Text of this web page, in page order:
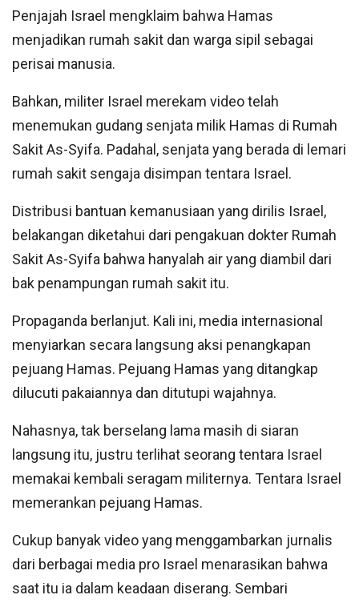
Penjajah Israel mengklaim bahwa Hamas
menjadikan rumah sakit dan warga sipil sebagai
perisai manusia.
Bahkan, militer Israel merekam video telah
menemukan gudang senjata milik Hamas di Rumah
Sakit As-Syifa. Padahal, senjata yang berada di lemari
rumah sakit sengaja disimpan tentara Israel.
Distribusi bantuan kemanusiaan yang dirilis Israel,
belakangan diketahui dari pengakuan dokter Rumah
Sakit As-Syifa bahwa hanyalah air yang diambil dari
bak penampungan rumah sakit itu.
Propaganda berlanjut. Kali ini, media internasional
menyiarkan secara langsung aksi penangkapan
pejuang Hamas. Pejuang Hamas yang ditangkap
dilucuti pakaiannya dan ditutupi wajahnya.
Nahasnya, tak berselang lama masih di siaran
langsung itu, justru terlihat seorang tentara Israel
memakai kembali seragam militernya. Tentara Israel
memerankan pejuang Hamas.
Cukup banyak video yang menggambarkan jurnalis
dari berbagai media pro Israel menarasikan bahwa
saat itu ia dalam keadaan diserang. Sembari